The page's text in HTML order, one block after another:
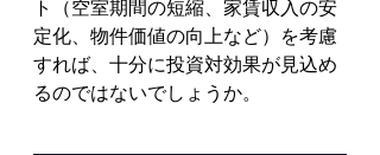
ト（空室期間の短縮、家賃収入の安
定化、物件価値の向上など）を考慮
すれば、十分に投資対効果が見込め
るのではないでしょうか。